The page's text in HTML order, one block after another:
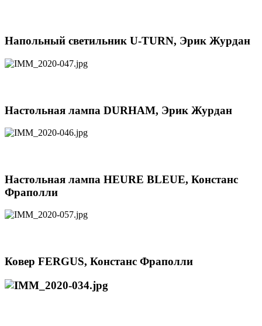
Напольный светильник U-TURN, Эрик Журдан
Настольная лампа DURHAM, Эрик Журдан
Настольная лампа HEURE BLEUE, Констанс
Фраполли
Ковер FERGUS, Констанс Фраполли